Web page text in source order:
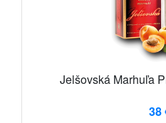
Jelšovská Marhuľa
38